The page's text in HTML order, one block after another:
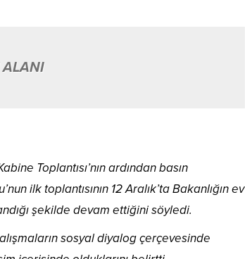
ALANI
Toplantısı’nın ardından basın
ilk toplantısının 12 Aralık’ta Bakanlığın ev
şekilde devam ettiğini söyledi.
sosyal diyalog çerçevesinde